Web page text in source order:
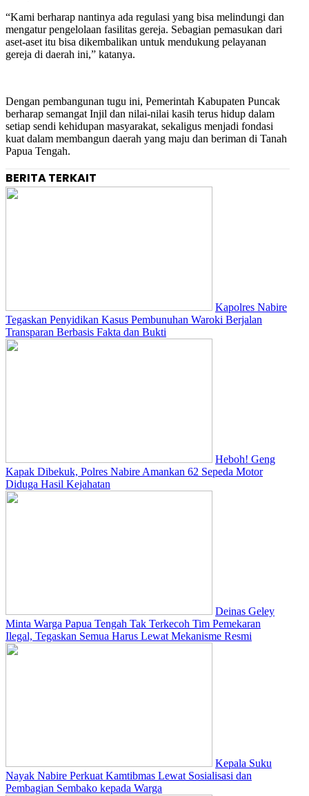
“Kami berharap nantinya ada regulasi yang bisa melindungi dan
mengatur pengelolaan fasilitas gereja. Sebagian pemasukan dari
aset-aset itu bisa dikembalikan untuk mendukung pelayanan
gereja di daerah ini,” katanya.
Dengan pembangunan tugu ini, Pemerintah Kabupaten Puncak
berharap semangat Injil dan nilai-nilai kasih terus hidup dalam
setiap sendi kehidupan masyarakat, sekaligus menjadi fondasi
kuat dalam membangun daerah yang maju dan beriman di Tanah
Papua Tengah.
BERITA TERKAIT
Kapolres Nabire
Tegaskan Penyidikan Kasus Pembunuhan Waroki Berjalan
Transparan Berbasis Fakta dan Bukti
Heboh! Geng
Kapak Dibekuk, Polres Nabire Amankan 62 Sepeda Motor
Diduga Hasil Kejahatan
Deinas Geley
Minta Warga Papua Tengah Tak Terkecoh Tim Pemekaran
Ilegal, Tegaskan Semua Harus Lewat Mekanisme Resmi
Kepala Suku
Nayak Nabire Perkuat Kamtibmas Lewat Sosialisasi dan
Pembagian Sembako kepada Warga